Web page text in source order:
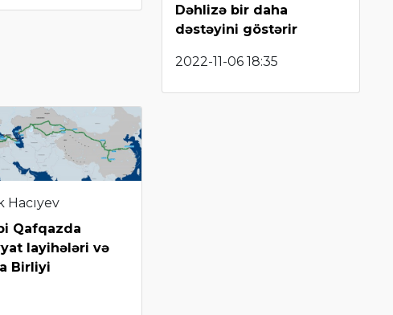
Dəhlizə bir daha
dəstəyini göstərir
2022-11-06 18:35
Hacıyev
Qafqazda
layihələri və
Birliyi